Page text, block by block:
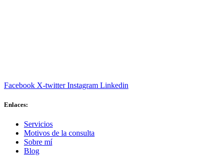
Facebook X-twitter Instagram Linkedin
Enlaces:
Servicios
Motivos de la consulta
Sobre mí
Blog